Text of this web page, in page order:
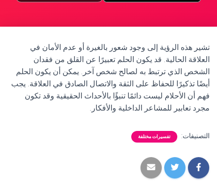
تشير هذه الرؤية إلى وجود شعور بالغيرة أو عدم الأمان في
العلاقة الحالية. قد يكون الحلم تعبيرًا عن القلق من فقدان
الشخص الذي ترتبط به لصالح شخص آخر. يمكن أن يكون الحلم
أيضًا تذكيرًا للحفاظ على الثقة والاتصال الصادق في العلاقة. يجب
فهم أن الأحلام ليست دائمًا تنبؤًا بالأحداث الحقيقية وقد تكون
مجرد تعابير للمشاعر الداخلية والأفكار.
التصنيفات: تفسيرات مختلفة